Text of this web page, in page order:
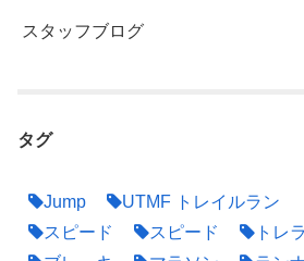
スタッフブログ
タグ
Jump UTMF トレイルラン
スピード
スピード トレ